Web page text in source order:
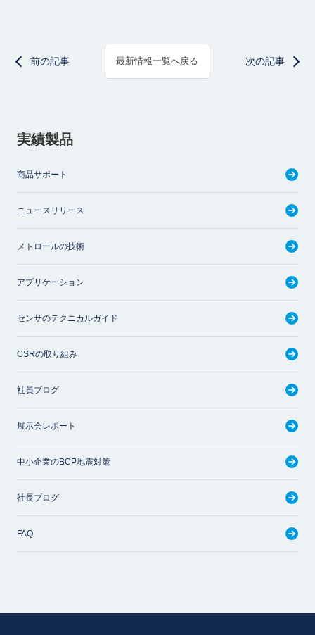
前の記事 最新情報一覧へ戻る 次の記事
実績製品
商品サポート
ニュースリリース
メトロールの技術
アプリケーション
センサのテクニカルガイド
CSRの取り組み
社員ブログ
展示会レポート
中小企業のBCP地震対策
社長ブログ
FAQ